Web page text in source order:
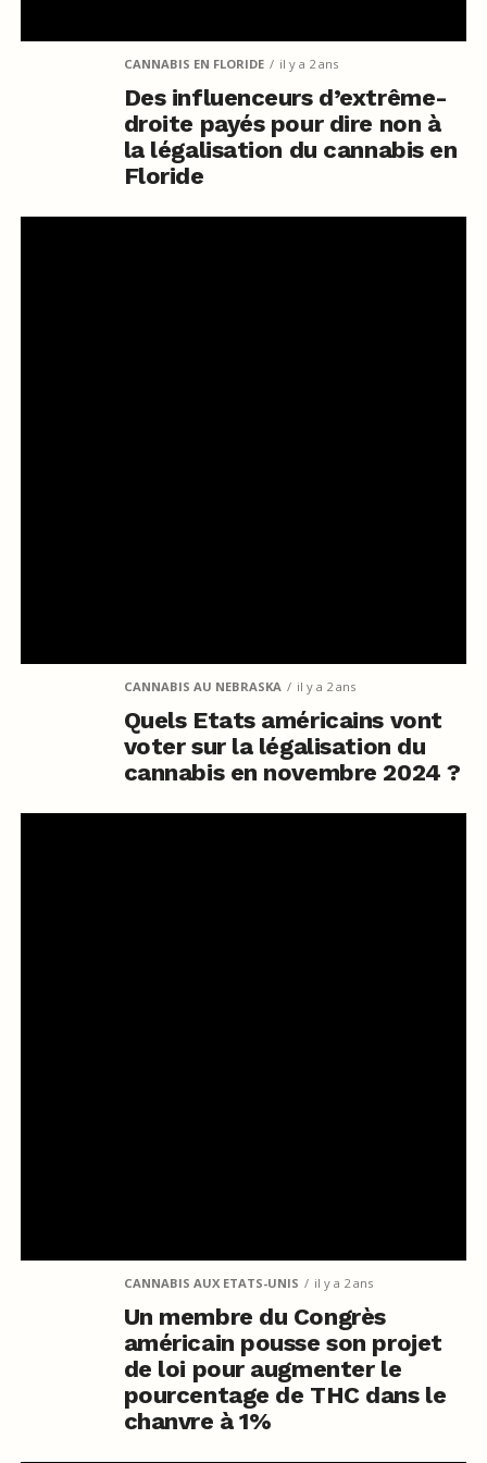
CANNABIS EN FLORIDE il y a 2 ans
Des influenceurs d’extrême-
droite payés pour dire non à
la légalisation du cannabis en
Floride
CANNABIS AU NEBRASKA il y a 2 ans
Quels Etats américains vont
voter sur la légalisation du
cannabis en novembre 2024 ?
CANNABIS AUX ETATS-UNIS il y a 2 ans
Un membre du Congrès
américain pousse son projet
de loi pour augmenter le
pourcentage de THC dans le
chanvre à 1%